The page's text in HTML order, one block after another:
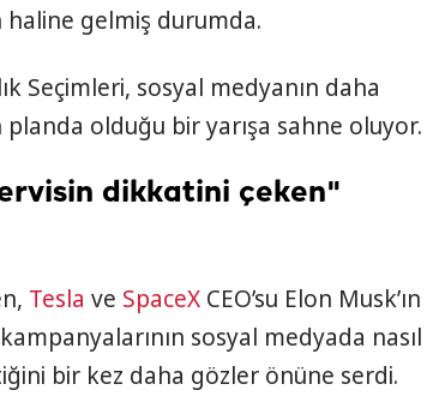
gelmiş durumda.
Seçimleri, sosyal medyanın daha
planda olduğu bir yarışa sahne oluyor.
dikkatini çeken"
Tesla ve SpaceX CEO’su Elon Musk’ın
kampanyalarının sosyal medyada nasıl
bir kez daha gözler önüne serdi.